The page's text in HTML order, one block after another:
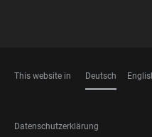
This website in Deutsch
FOOTER
Datenschutzerklärung